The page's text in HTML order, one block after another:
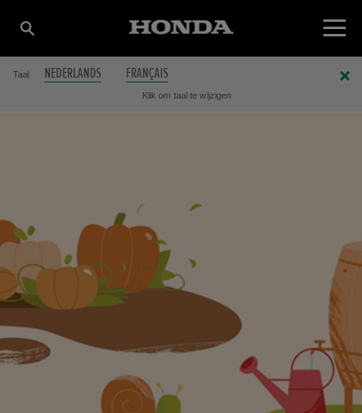
Taal NEDERLANDS FRANÇAIS
Klik om taal te wijzigen